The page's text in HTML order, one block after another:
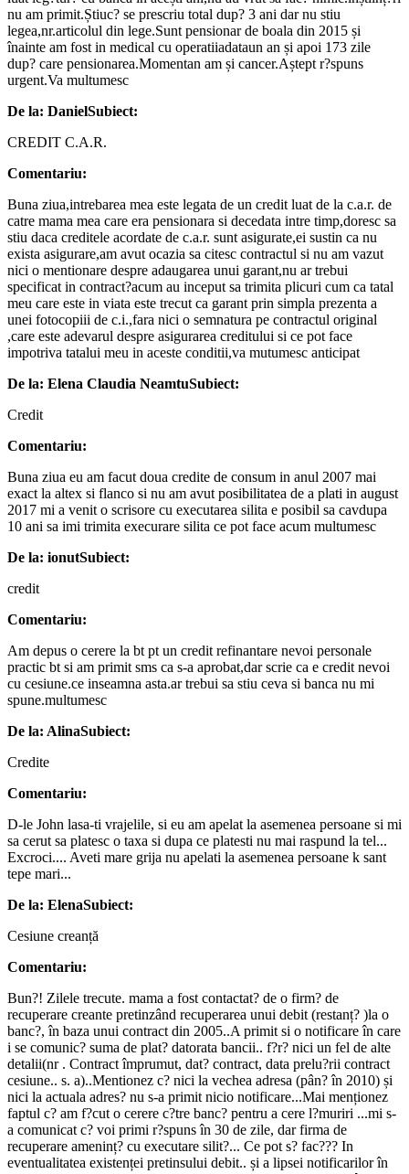
nu am primit.Știuc? se prescriu total dup? 3 ani dar nu stiu
legea,nr.articolul din lege.Sunt pensionar de boala din 2015 și
înainte am fost in medical cu operatiiadataun an și apoi 173 zile
dup? care pensionarea.Momentan am și cancer.Aștept r?spuns
urgent.Va multumesc
De la: DanielSubiect:
CREDIT C.A.R.
Comentariu:
Buna ziua,intrebarea mea este legata de un credit luat de la c.a.r. de
catre mama mea care era pensionara si decedata intre timp,doresc sa
stiu daca creditele acordate de c.a.r. sunt asigurate,ei sustin ca nu
exista asigurare,am avut ocazia sa citesc contractul si nu am vazut
nici o mentionare despre adaugarea unui garant,nu ar trebui
specificat in contract?acum au inceput sa trimita plicuri cum ca tatal
meu care este in viata este trecut ca garant prin simpla prezenta a
unei fotocopiii de c.i.,fara nici o semnatura pe contractul original
,care este adevarul despre asigurarea creditului si ce pot face
impotriva tatalui meu in aceste conditii,va mutumesc anticipat
De la: Elena Claudia NeamtuSubiect:
Credit
Comentariu:
Buna ziua eu am facut doua credite de consum in anul 2007 mai
exact la altex si flanco si nu am avut posibilitatea de a plati in august
2017 mi a venit o scrisore cu executarea silita e posibil sa cavdupa
10 ani sa imi trimita execurare silita ce pot face acum multumesc
De la: ionutSubiect:
credit
Comentariu:
Am depus o cerere la bt pt un credit refinantare nevoi personale
practic bt si am primit sms ca s-a aprobat,dar scrie ca e credit nevoi
cu cesiune.ce inseamna asta.ar trebui sa stiu ceva si banca nu mi
spune.multumesc
De la: AlinaSubiect:
Credite
Comentariu:
D-le John lasa-ti vrajelile, si eu am apelat la asemenea persoane si mi
sa cerut sa platesc o taxa si dupa ce platesti nu mai raspund la tel...
Excroci.... Aveti mare grija nu apelati la asemenea persoane k sant
tepe mari...
De la: ElenaSubiect:
Cesiune creanță
Comentariu:
Bun?! Zilele trecute. mama a fost contactat? de o firm? de
recuperare creante pretinzând recuperarea unui debit (restanț? )la o
banc?, în baza unui contract din 2005..A primit si o notificare în care
i se comunic? suma de plat? datorata bancii.. f?r? nici un fel de alte
detalii(nr . Contract împrumut, dat? contract, data prelu?rii contract
cesiune.. s. a)..Mentionez c? nici la vechea adresa (pân? în 2010) și
nici la actuala adres? nu s-a primit nicio notificare...Mai menționez
faptul c? am f?cut o cerere c?tre banc? pentru a cere l?muriri ...mi s-
a comunicat c? voi primi r?spuns în 30 de zile, dar firma de
recuperare ameninț? cu executare silit?... Ce pot s? fac??? In
eventualitatea existenței pretinsului debit.. și a lipsei notificarilor în